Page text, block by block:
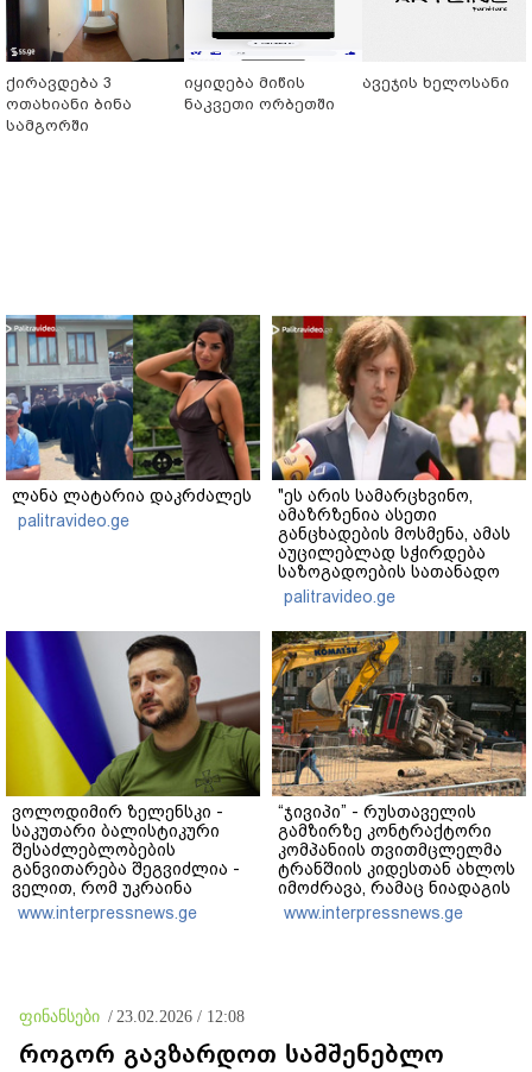
ქირავდება 3
ოთახიანი ბინა
სამგორში
იყიდება მიწის
ნაკვეთი ორბეთში
ავეჯის ხელოსანი
ლანა ლატარია დაკრძალეს
palitravideo.ge
"ეს არის სამარცხვინო,
ამაზრზენია ასეთი
განცხადების მოსმენა, ამას
აუცილებლად სჭირდება
საზოგადოების სათანადო
რეაქცია" - ირაკლი
კობახიძე
palitravideo.ge
ვოლოდიმირ ზელენსკი -
საკუთარი ბალისტიკური
შესაძლებლობების
განვითარება შეგვიძლია -
ველით, რომ უკრაინა
საჭირო შედეგებს 2026–
2027 წლებში მიაღწევს
www.interpressnews.ge
“ჯივიპი” - რუსთაველის
გამზირზე კონტრაქტორი
კომპანიის თვითმცლელმა
ტრანშიის კიდესთან ახლოს
იმოძრავა, რამაც ნიადაგის
ჩამოშლა და ტექნიკის
მოცურება გამოიწვია,
www.interpressnews.ge
ფინანსები / 23.02.2026 / 12:08
როგორ გავზარდოთ სამშენებლო